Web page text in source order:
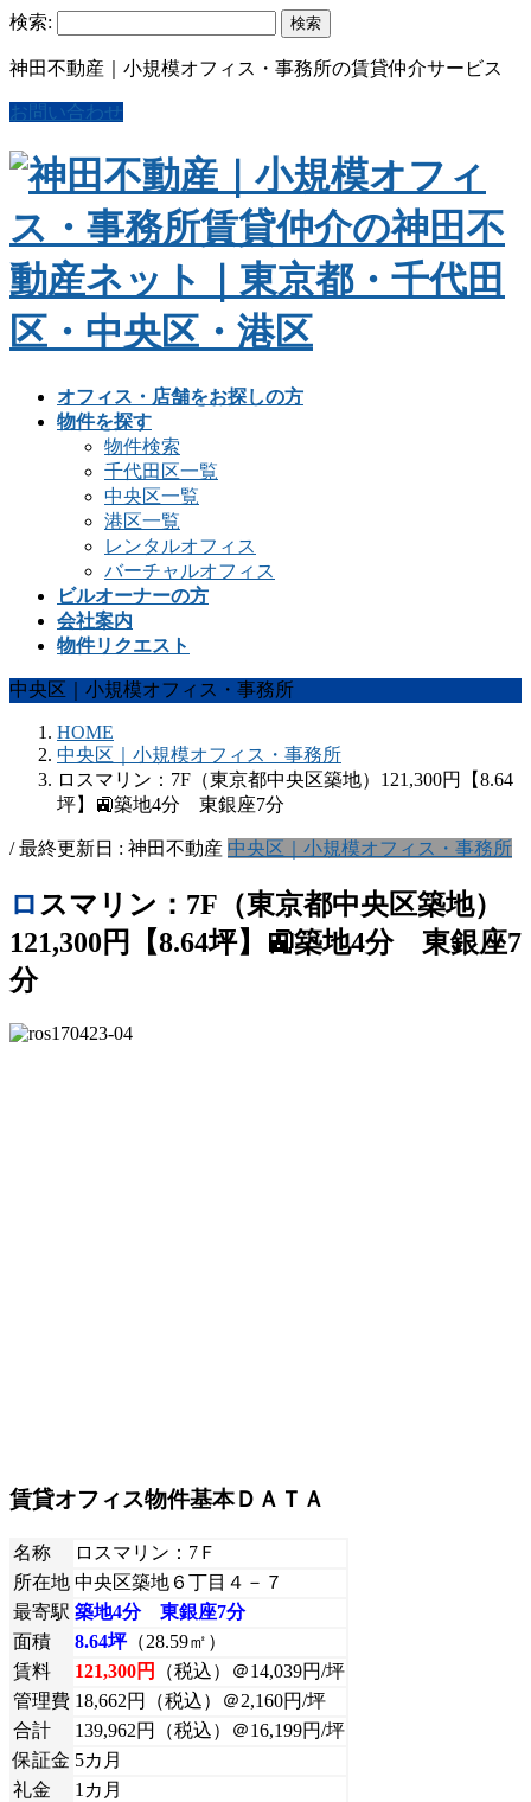
検索:
神田不動産｜小規模オフィス・事務所の賃貸仲介サービス
お問い合わせ
オフィス・店舗をお探しの方
物件を探す
物件検索
千代田区一覧
中央区一覧
港区一覧
レンタルオフィス
バーチャルオフィス
ビルオーナーの方
会社案内
物件リクエスト
中央区｜小規模オフィス・事務所
HOME
中央区｜小規模オフィス・事務所
ロスマリン：7F（東京都中央区築地）121,300円【8.64
坪】🚉築地4分 東銀座7分
/ 最終更新日 : 神田不動産 中央区｜小規模オフィス・事務所
ロスマリン：7F（東京都中央区築地）
121,300円【8.64坪】🚉築地4分 東銀座7
分
賃貸オフィス物件基本ＤＡＴＡ
名称
ロスマリン：7Ｆ
所在地 中央区築地６丁目４－７
最寄駅 築地4分 東銀座7分
面積
8.64坪（28.59㎡）
賃料
121,300円
（税込）＠14,039円/坪
管理費 18,662円（税込）＠2,160円/坪
合計
139,962円（税込）＠16,199円/坪
保証金 5カ月
礼金
1カ月